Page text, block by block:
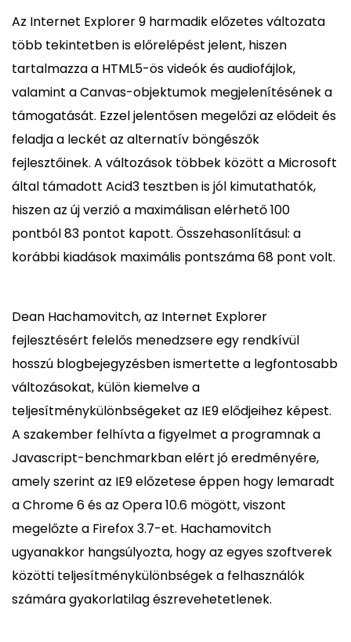
Az Internet Explorer 9 harmadik előzetes változata
több tekintetben is előrelépést jelent, hiszen
tartalmazza a HTML5-ös videók és audiofájlok,
valamint a Canvas-objektumok megjelenítésének a
támogatását. Ezzel jelentősen megelőzi az elődeit és
feladja a leckét az alternatív böngészők
fejlesztőinek. A változások többek között a Microsoft
által támadott Acid3 tesztben is jól kimutathatók,
hiszen az új verzió a maximálisan elérhető 100
pontból 83 pontot kapott. Összehasonlításul: a
korábbi kiadások maximális pontszáma 68 pont volt.
Dean Hachamovitch, az Internet Explorer
fejlesztésért felelős menedzsere egy rendkívül
hosszú blogbejegyzésben ismertette a legfontosabb
változásokat, külön kiemelve a
teljesítménykülönbségeket az IE9 elődjeihez képest.
A szakember felhívta a figyelmet a programnak a
Javascript-benchmarkban elért jó eredményére,
amely szerint az IE9 előzetese éppen hogy lemaradt
a Chrome 6 és az Opera 10.6 mögött, viszont
megelőzte a Firefox 3.7-et. Hachamovitch
ugyanakkor hangsúlyozta, hogy az egyes szoftverek
közötti teljesítménykülönbségek a felhasználók
számára gyakorlatilag észrevehetetlenek.